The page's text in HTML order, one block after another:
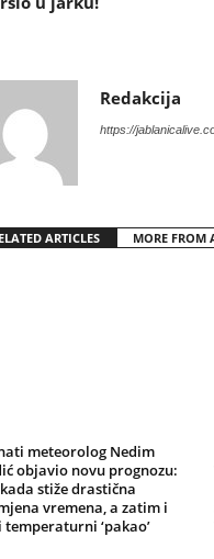
Redakcija
https://
ARTICLES MORE FROM
meteorolog Nedim
objavio novu prognozu:
stiže drastična
vremena, a zatim i
temperaturni ‘pakao’